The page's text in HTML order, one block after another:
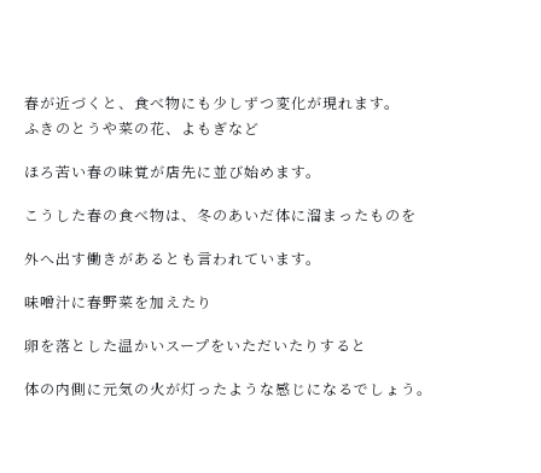
春が近づくと、食べ物にも少しずつ変化が現れます。
ふきのとうや菜の花、よもぎなど
ほろ苦い春の味覚が店先に並び始めます。
こうした春の食べ物は、冬のあいだ体に溜まったものを
外へ出す働きがあるとも言われています。
味噌汁に春野菜を加えたり
卵を落とした温かいスープをいただいたりすると
体の内側に元気の火が灯ったような感じになるでしょう。